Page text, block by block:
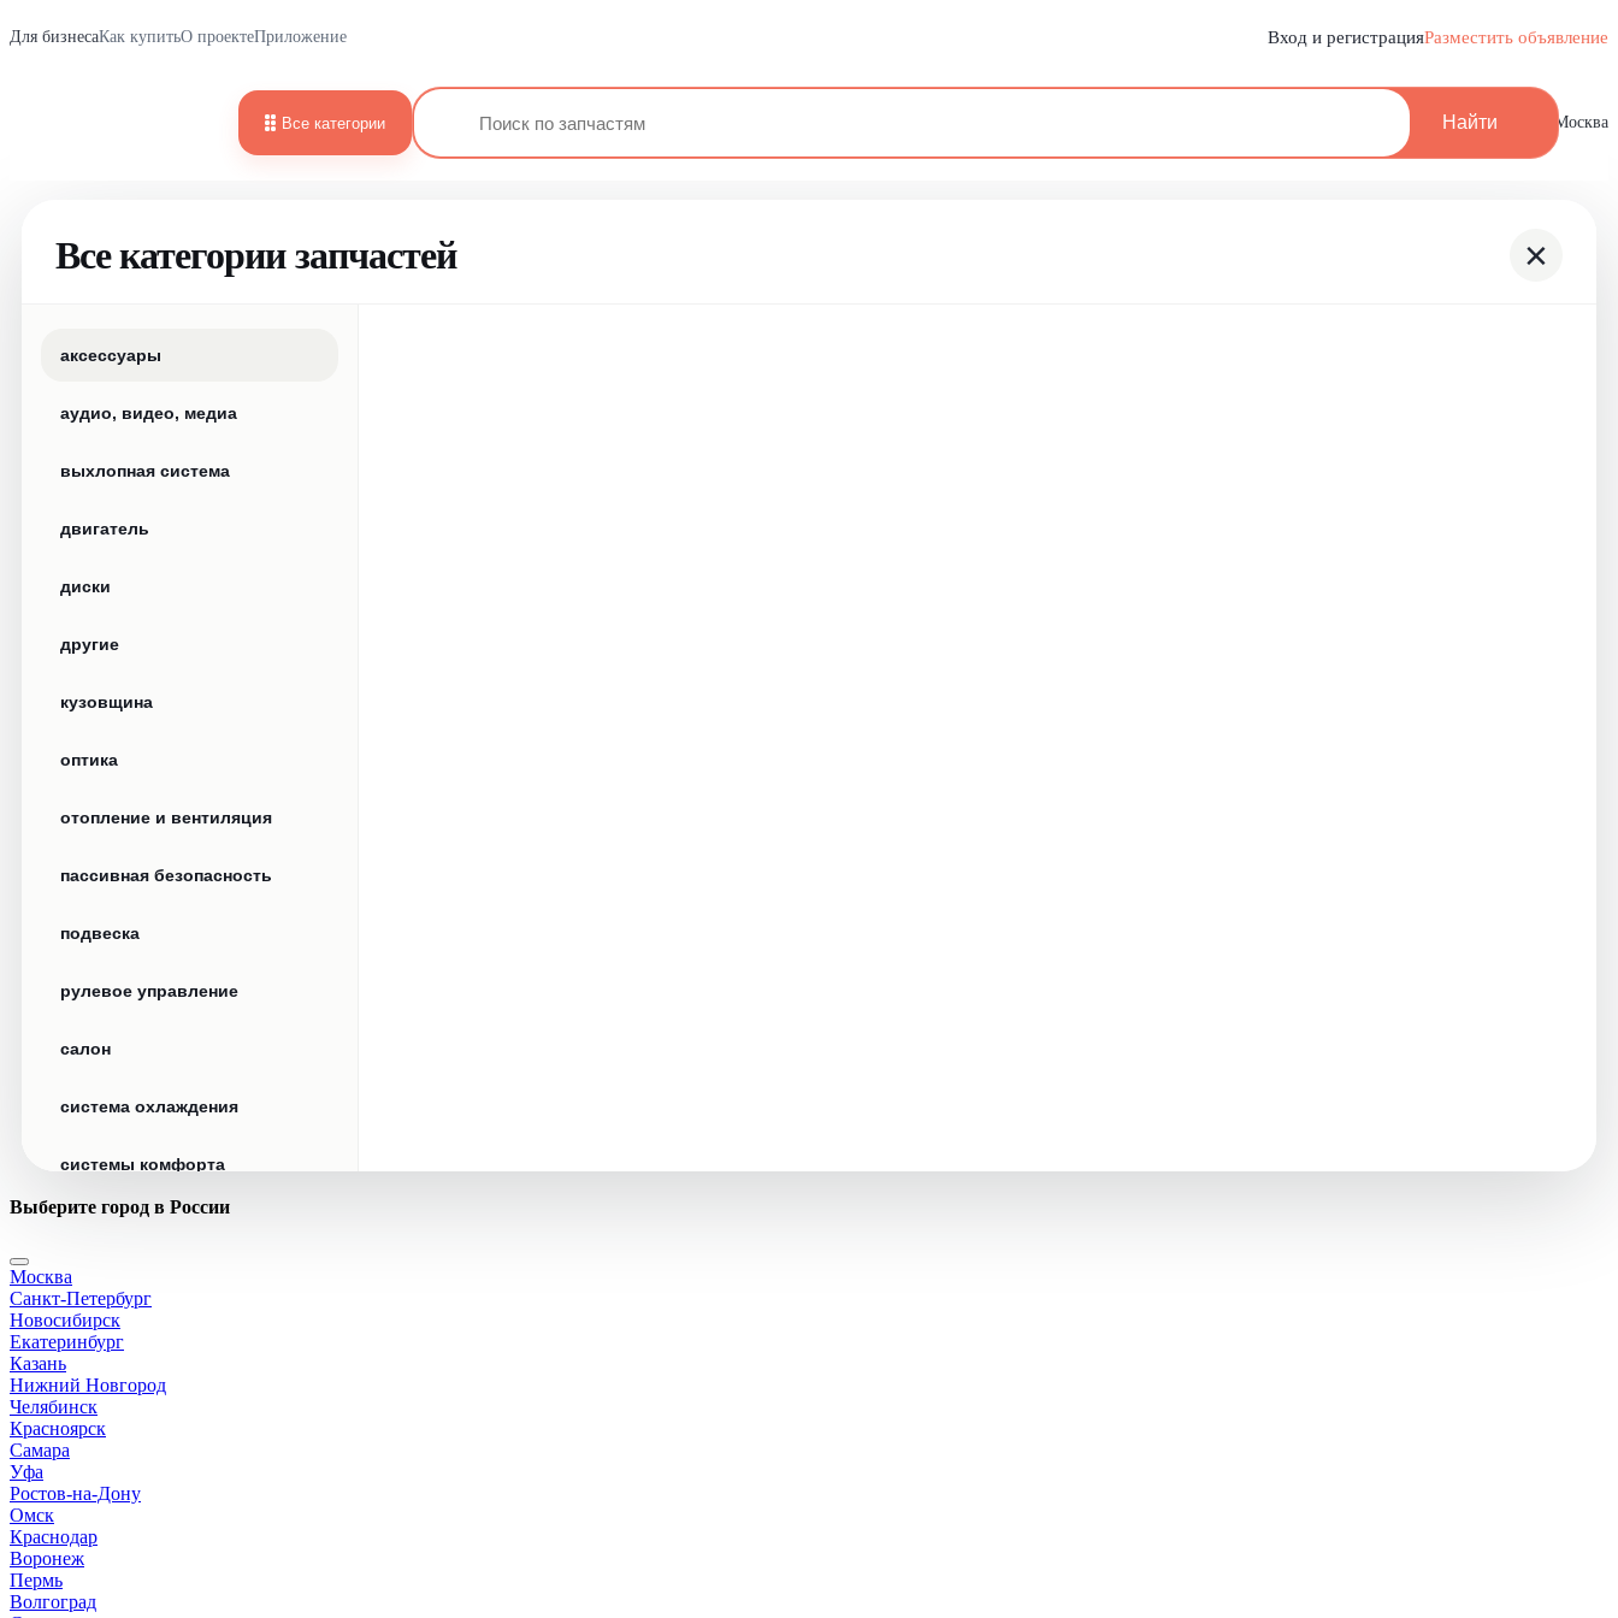
Для бизнесаКак купитьО проектеПриложение Вход и регистрацияРазместить объявление
Все категории Найти Москва
Все категории запчастей ×
аксессуары
аудио, видео, медиа
выхлопная система
двигатель
диски
другие
кузовщина
оптика
отопление и вентиляция
пассивная безопасность
подвеска
рулевое управление
салон
система охлаждения
системы комфорта
стекла
стеклоочистители
топливная система
тормозная система
трансмиссия
Выберите город в России
Москва
Санкт-Петербург
Новосибирск
Екатеринбург
Казань
Нижний Новгород
Челябинск
Красноярск
Самара
Уфа
Ростов-на-Дону
Омск
Краснодар
Воронеж
Пермь
Волгоград